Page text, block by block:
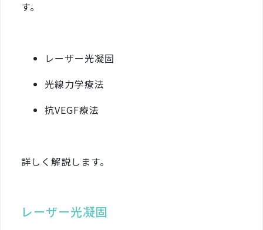
す。
レーザー光凝固
光線力学療法
抗VEGF療法
詳しく解説します。
レーザー光凝固